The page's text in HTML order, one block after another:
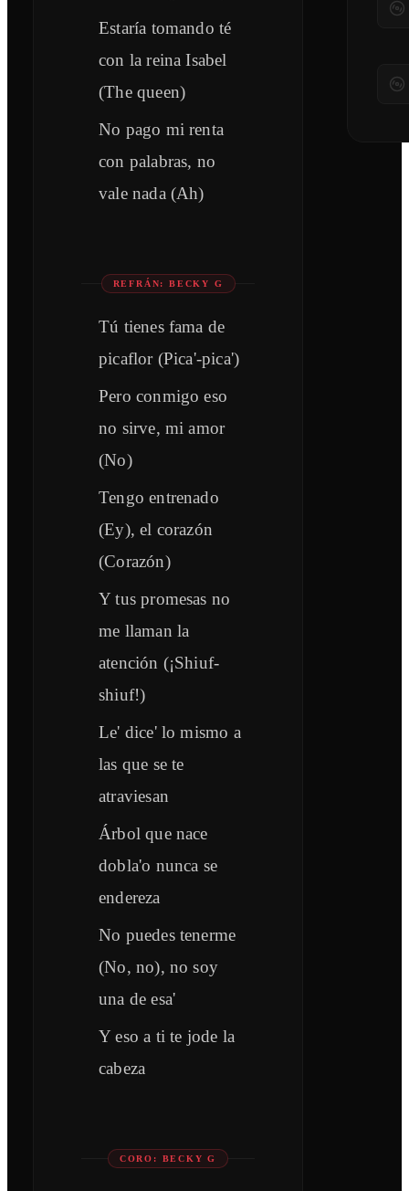
Estaría tomando té
con la reina Isabel
(The queen)
No pago mi renta
con palabras, no
vale nada (Ah)
REFRÁN: BECKY G
Tú tienes fama de
picaflor (Pica'-pica')
Pero conmigo eso
no sirve, mi amor
(No)
Tengo entrenado
(Ey), el corazón
(Corazón)
Y tus promesas no
me llaman la
atención (¡Shiuf-
shiuf!)
Le' dice' lo mismo a
las que se te
atraviesan
Árbol que nace
dobla'o nunca se
endereza
No puedes tenerme
(No, no), no soy
una de esa'
Y eso a ti te jode la
cabeza
CORO: BECKY G